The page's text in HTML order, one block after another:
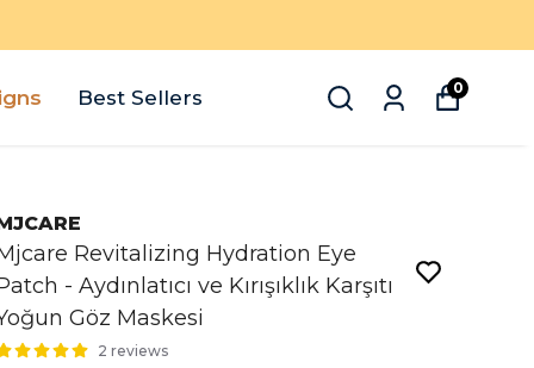
Best Sellers 0
Revitalizing Hydration Eye
- Aydınlatıcı ve Kırışıklık Karşıtı
Göz Maskesi
2 reviews